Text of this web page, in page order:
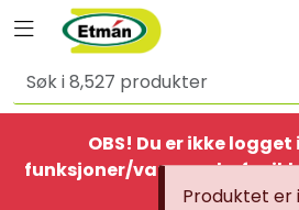
Skip to main content
Toggle navigation
OBS! Du er ikke
funksjoner/varer er derfor
aktiv
Produktet er
Alle produkter
BestSelgere